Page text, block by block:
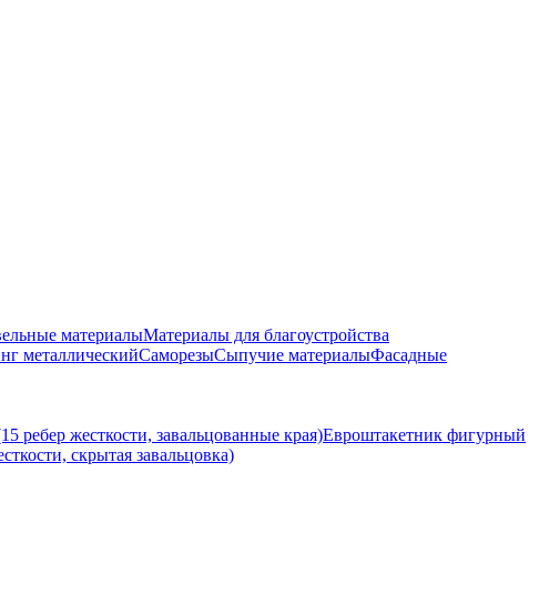
материалыМатериалы для благоустройства
металлическийСаморезыСыпучие материалыФасадные
ребер жесткости, завальцованные края)Евроштакетник фигурный
скрытая завальцовка)